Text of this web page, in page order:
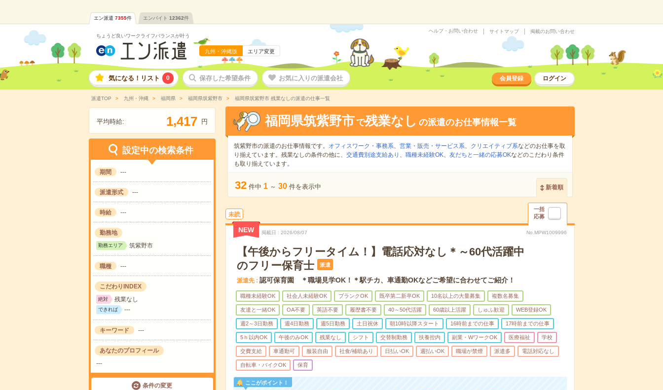
エン派遣 7355件 エンバイト 12362件
ちょうど良いワークライフバランスが叶う
九州・沖縄版 エリア変更
ヘルプ・お問い合わせ サイトマップ 掲載のお問い合わせ
気になる！リスト 0 保存した希望条件 お気に入りの派遣会社 会員登録 ログイン
派遣TOP 九州・沖縄 福岡県 福岡県筑紫野市 福岡県筑紫野市 残業なしの派遣の仕事一覧
平均時給: 1,417 円
設定中の検索条件
期間 ---
派遣形式 ---
時給 ---
勤務地
勤務エリア 筑紫野市
職種 ---
こだわりINDEX
絶対 残業なし
できれば ---
キーワード ---
あなたのプロフィール
---
条件の変更
福岡県筑紫野市 で残業なし の派遣のお仕事情報一覧
筑紫野市の派遣のお仕事情報です。 オフィスワーク・事務系、 営業・販売・サービス系、 クリエイティブ系などのお仕事を取
り揃えています。残業なしの条件の他に、 交通費別途支給あり 、 職種未経験OK、 友だちと一緒の応募OKなどのこだわり条件
も取り揃えています。
32 件中 1 ～ 30 件を表示中 新着順
未読
一括
応募
NEW 掲載日 2026/08/07 No.MPW1009996
【午後からフリータイム！】電話応対なし＊～60代活躍中
のフリー保育士
派遣
派遣先 認可保育園 ＊職場見学OK！＊駅チカ、車通勤OKなどご希望に合わせてご紹介！
職種未経験OK 社会人未経験OK ブランクOK 既卒第二新卒OK 10名以上の大量募集 複数名募集
友達と一緒OK OA不要 英語不要 履歴書不要 40～50代活躍 60歳以上活躍 しゅふ歓迎 WEB登録OK
週2～3日勤務 週4日勤務 週5日勤務 土日祝休 朝10時以降スタート 16時前までの仕事 17時前までの仕事
5ｈ以内OK 午後のみOK 残業なし シフト 交替制勤務 扶養控内 副業・WワークOK 医療福祉 学校
交費支給 車通勤可 服装自由 社食/補助あり 日払いOK 週払いOK 職場が禁煙 派遣多 電話対応なし
自転車・バイクOK 保育
ここがポイント！